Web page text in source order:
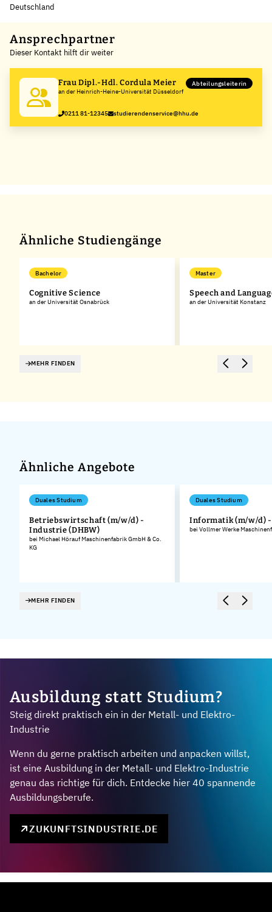
Deutschland
+
−
Ansprechpartner
Dieser Kontakt hilft dir weiter
Frau Dipl.-Hdl. Cordula Meier
an der Heinrich-Heine-Universität Düsseldorf
Abteilungsleiterin
0211 81-12345 studierendenservice@hhu.de
Ähnliche Studiengänge
Bachelor
Cognitive Science
an der Universität Osnabrück
Master
Speech and
an der Universität Konstanz
MEHR FINDEN
Ähnliche Angebote
Duales Studium
Betriebswirtschaft (m/w/d) -
Industrie (DHBW)
bei Michael Hörauf Maschinenfabrik GmbH & Co.
KG
Duales Studium
Informatik (m/w/d)
bei Vollmer Werke
MEHR FINDEN
Ausbildung statt Studium?
Steig direkt praktisch ein in der Metall- und Elektro-
Industrie
Wenn du gerne praktisch arbeiten und anpacken willst,
ist eine Ausbildung in der Metall- und Elektro-Industrie
genau das richtige für dich. Entdecke hier 40 spannende
Ausbildungsberufe.
ZUKUNFTSINDUSTRIE.DE